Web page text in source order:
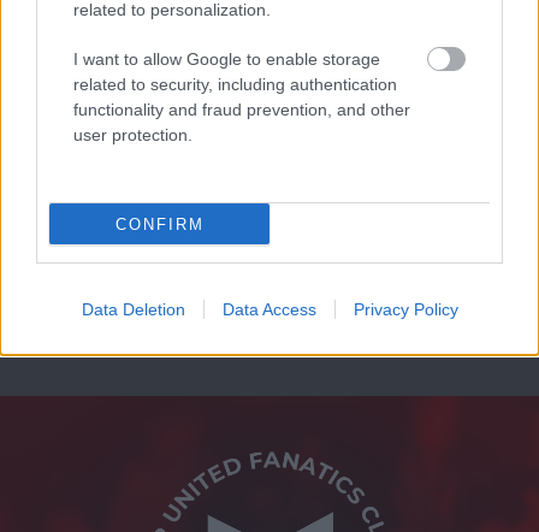
related to personalization.
I want to allow Google to enable storage
related to security, including authentication
functionality and fraud prevention, and other
user protection.
CONFIRM
Data Deletion Data Access Privacy Policy
Támogatás
Támogasd adományoddal
a ManUtdFanatics.hu működését!